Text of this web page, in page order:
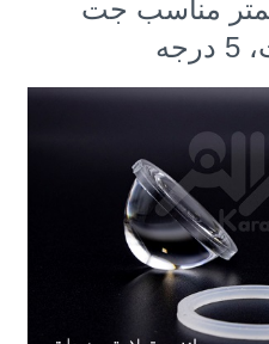
لایت 36 میلیمتر مناسب جت